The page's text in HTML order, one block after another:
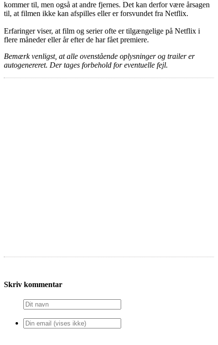
kommer til, men også at andre fjernes. Det kan derfor være årsagen
til, at filmen ikke kan afspilles eller er forsvundet fra Netflix.
Erfaringer viser, at film og serier ofte er tilgængelige på Netflix i
flere måneder eller år efter de har fået premiere.
Bemærk venligst, at alle ovenstående oplysninger og trailer er
autogenereret. Der tages forbehold for eventuelle fejl.
Skriv kommentar